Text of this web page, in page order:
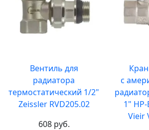
Вентиль для
радиатора
термостатический 1/2"
Zeissler RVD205.02
608 руб.
с
1" НР-
Vieir